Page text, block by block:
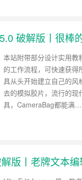
破解版丨很棒
本站附带部分设计实用
的工作流程，可快速获
具从头开始建立自己的风
去的模拟胶片，流行的现
具，CameraBag都能满
版丨老牌文本